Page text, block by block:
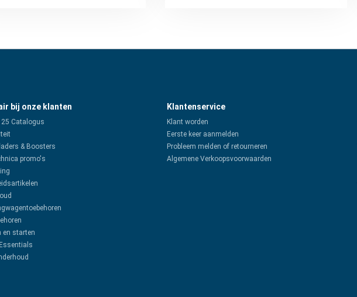
bij onze klanten
25 Catalogus
& Boosters
promo's
en starten
Klantenservice
Klant worden
Eerste keer aanmelden
Probleem melden of retourneren
Algemene Verkoopsvoorwaarden